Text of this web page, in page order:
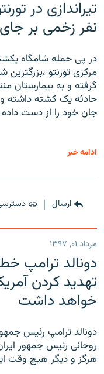
نفر زخمی بر
در پی حمله شامگاه
گرفته و به بیمارستان
حادثه یک کشته داشته و
جان خود را از دست
ادامه خبر
ارسال
مرداد ۰۱, ۱۳۹۷
دونالد ترامپ
تهدید کردن
خواهد داشت
دونالد ترامپ رئیس
روحانی رئیس جمهور
هرگز و دیگر هیچ وقت